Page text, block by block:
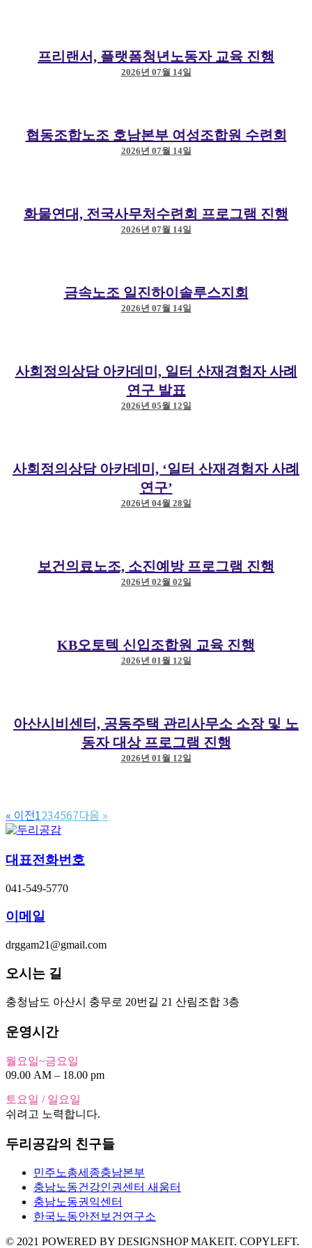
프리랜서, 플랫폼청년노동자 교육 진행
2026년 07월 14일
협동조합노조 호남본부 여성조합원 수련회
2026년 07월 14일
화물연대, 전국사무처수련회 프로그램 진행
2026년 07월 14일
금속노조 일진하이솔루스지회
2026년 07월 14일
사회정의상담 아카데미, 일터 산재경험자 사례
연구 발표
2026년 05월 12일
사회정의상담 아카데미, ‘일터 산재경험자 사례
연구’
2026년 04월 28일
보건의료노조, 소진예방 프로그램 진행
2026년 02월 02일
KB오토텍 신입조합원 교육 진행
2026년 01월 12일
아산시비센터, 공동주택 관리사무소 소장 및 노
동자 대상 프로그램 진행
2026년 01월 12일
« 이전1234567다음 »
대표전화번호
041-549-5770
이메일
drggam21@gmail.com
오시는 길
충청남도 아산시 충무로 20번길 21 산림조합 3층
운영시간
월요일~금요일
09.00 AM – 18.00 pm
토요일 / 일요일
쉬려고 노력합니다.
두리공감의 친구들
민주노총세종충남본부
충남노동건강인권센터 새움터
충남노동권익센터
한국노동안전보건연구소
© 2021 POWERED BY DESIGNSHOP MAKEIT. COPYLEFT.
신청구분
신청하기
전화번호 *